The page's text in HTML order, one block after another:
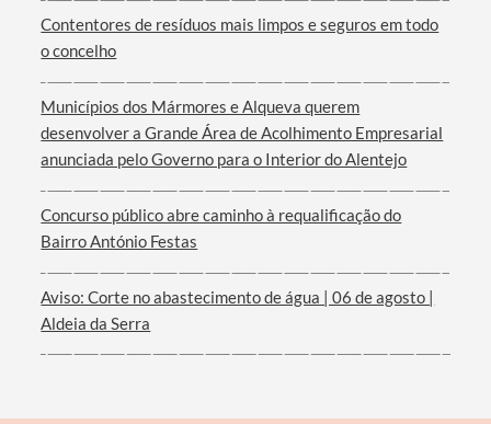
Filtros
Contentores de resíduos mais limpos e seguros em todo
o concelho
Municípios dos Mármores e Alqueva querem
desenvolver a Grande Área de Acolhimento Empresarial
anunciada pelo Governo para o Interior do Alentejo
Concurso público abre caminho à requalificação do
Bairro António Festas
Aviso: Corte no abastecimento de água | 06 de agosto |
Aldeia da Serra